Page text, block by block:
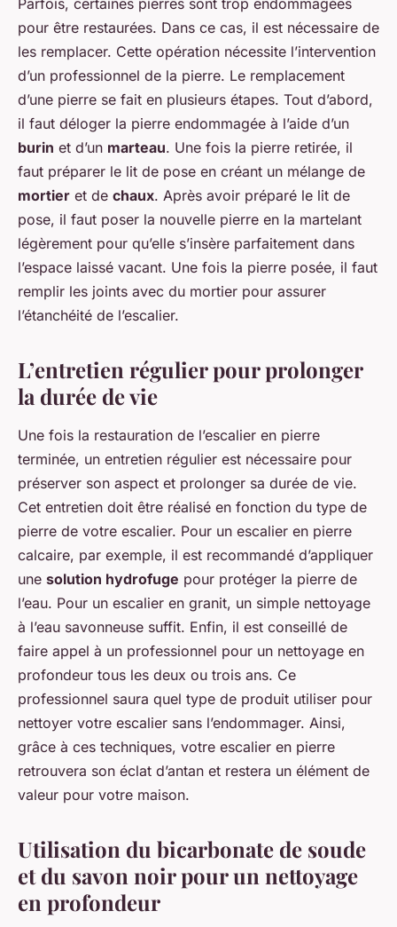
Parfois, certaines pierres sont trop endommagées
pour être restaurées. Dans ce cas, il est nécessaire de
les remplacer. Cette opération nécessite l’intervention
d’un professionnel de la pierre. Le remplacement
d’une pierre se fait en plusieurs étapes. Tout d’abord,
il faut déloger la pierre endommagée à l’aide d’un
burin et d’un marteau. Une fois la pierre retirée, il
faut préparer le lit de pose en créant un mélange de
mortier et de chaux. Après avoir préparé le lit de
pose, il faut poser la nouvelle pierre en la martelant
légèrement pour qu’elle s’insère parfaitement dans
l’espace laissé vacant. Une fois la pierre posée, il faut
remplir les joints avec du mortier pour assurer
l’étanchéité de l’escalier.
L’entretien régulier pour prolonger
la durée de vie
Une fois la restauration de l’escalier en pierre
terminée, un entretien régulier est nécessaire pour
préserver son aspect et prolonger sa durée de vie.
Cet entretien doit être réalisé en fonction du type de
pierre de votre escalier. Pour un escalier en pierre
calcaire, par exemple, il est recommandé d’appliquer
une solution hydrofuge pour protéger la pierre de
l’eau. Pour un escalier en granit, un simple nettoyage
à l’eau savonneuse suffit. Enfin, il est conseillé de
faire appel à un professionnel pour un nettoyage en
profondeur tous les deux ou trois ans. Ce
professionnel saura quel type de produit utiliser pour
nettoyer votre escalier sans l’endommager. Ainsi,
grâce à ces techniques, votre escalier en pierre
retrouvera son éclat d’antan et restera un élément de
valeur pour votre maison.
Utilisation du bicarbonate de soude
et du savon noir pour un nettoyage
en profondeur